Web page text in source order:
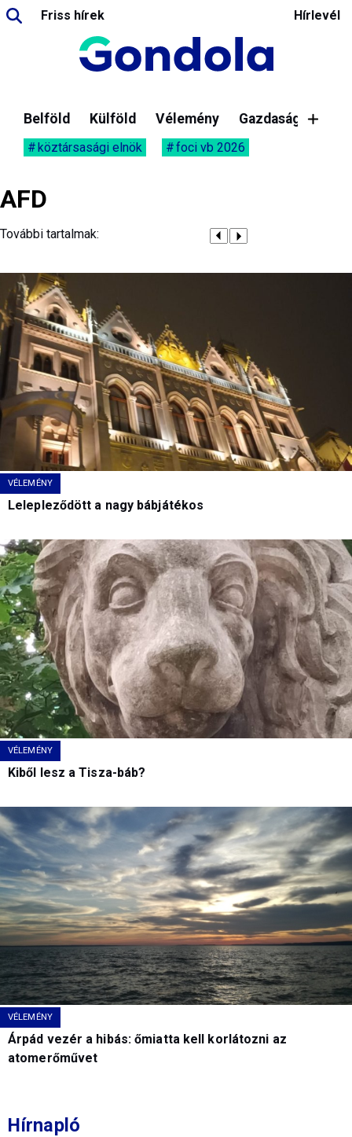
Friss hírek Hírlevél
Belföld Külföld Vélemény Gazdaság
köztársasági elnök foci vb 2026
AFD
További tartalmak:
VÉLEMÉNY
Lelepleződött a nagy bábjátékos
VÉLEMÉNY
Kiből lesz a Tisza-báb?
VÉLEMÉNY
Árpád vezér a hibás: őmiatta kell korlátozni az
atomerőművet
Hírnapló